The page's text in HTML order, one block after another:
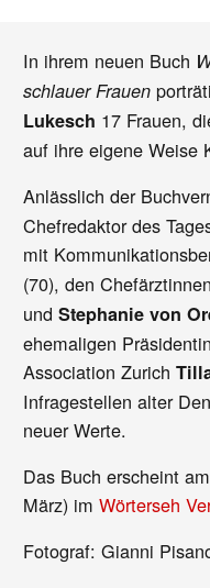
In ihrem neuen Buch
schlauer Frauen
Lukesch 17 Frauen,
auf ihre eigene Weise
Anlässlich der
Chefredaktor des
mit
(70), den Chefärztinnen
undStephanie von
ehemaligen
Association Zurich
Infragestellen alter
neuer Werte.
Das Buch erscheint
März) imWörterseh
Fotograf: Gianni